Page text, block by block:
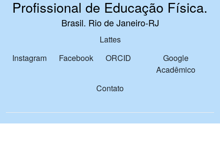
Profissional de Educação Física.
Brasil. Rio de Janeiro-RJ
Lattes
Instagram
Facebook ORCID
Google
Acadêmico
Contato